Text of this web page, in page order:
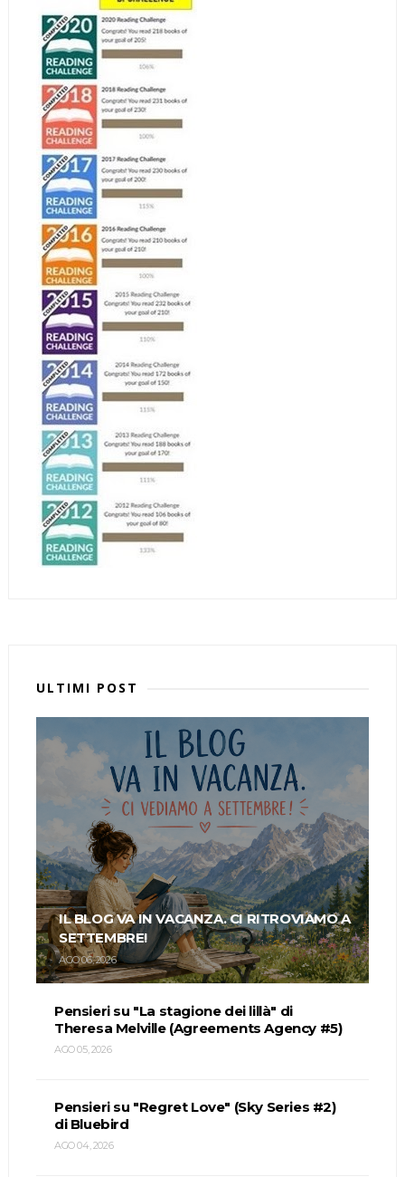
ULTIMI POST
IL BLOG VA IN VACANZA. CI RITROVIAMO A
SETTEMBRE!
AGO 06, 2026
Pensieri su "La stagione dei lillà" di
Theresa Melville (Agreements Agency #5)
AGO 05, 2026
Pensieri su "Regret Love" (Sky Series #2)
di Bluebird
AGO 04, 2026